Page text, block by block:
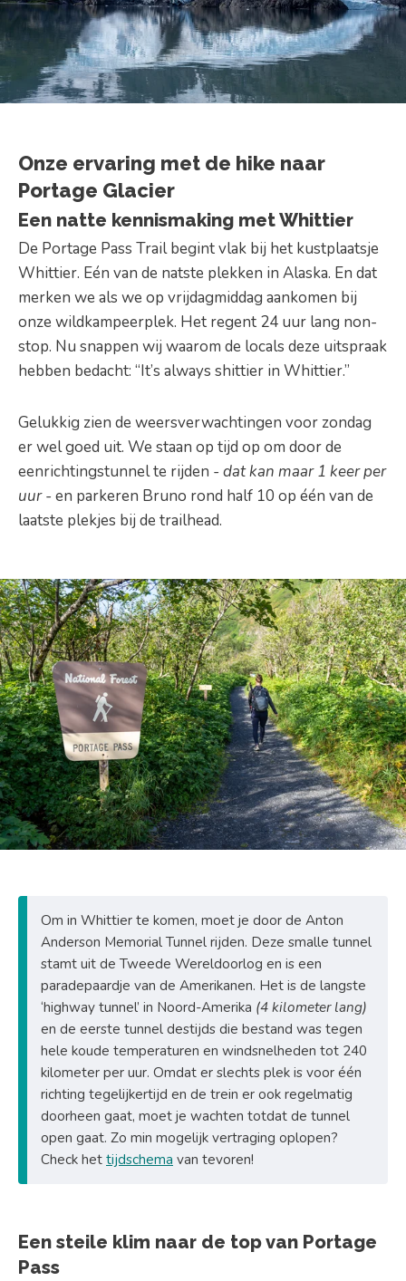
Onze ervaring met de hike naar
Portage Glacier
Een natte kennismaking met Whittier
De Portage Pass Trail begint vlak bij het kustplaatsje
Whittier. Eén van de natste plekken in Alaska. En dat
merken we als we op vrijdagmiddag aankomen bij
onze wildkampeerplek. Het regent 24 uur lang non-
stop. Nu snappen wij waarom de locals deze uitspraak
hebben bedacht: “It’s always shittier in Whittier.”
Gelukkig zien de weersverwachtingen voor zondag
er wel goed uit. We staan op tijd op om door de
eenrichtingstunnel te rijden - dat kan maar 1 keer per
uur - en parkeren Bruno rond half 10 op één van de
laatste plekjes bij de trailhead.
Om in Whittier te komen, moet je door de Anton
Anderson Memorial Tunnel rijden. Deze smalle tunnel
stamt uit de Tweede Wereldoorlog en is een
paradepaardje van de Amerikanen. Het is de langste
‘highway tunnel’ in Noord-Amerika (4 kilometer lang)
en de eerste tunnel destijds die bestand was tegen
hele koude temperaturen en windsnelheden tot 240
kilometer per uur. Omdat er slechts plek is voor één
richting tegelijkertijd en de trein er ook regelmatig
doorheen gaat, moet je wachten totdat de tunnel
open gaat. Zo min mogelijk vertraging oplopen?
Check het tijdschema van tevoren!
Een steile klim naar de top van Portage
Pass